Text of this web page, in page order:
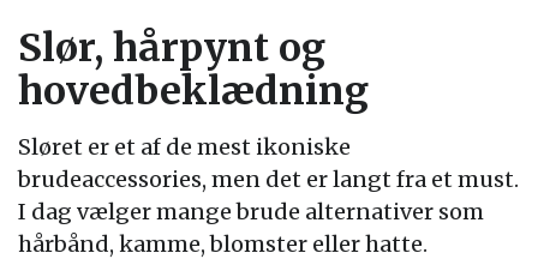
Slør, hårpynt og
hovedbeklædning
Sløret er et af de mest ikoniske
brudeaccessories, men det er langt fra et must.
I dag vælger mange brude alternativer som
hårbånd, kamme, blomster eller hatte.